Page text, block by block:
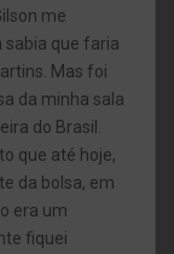
me
sabia que faria
Mas foi
da minha sala
do Brasil.
que até hoje,
da bolsa, em
era um
fiquei